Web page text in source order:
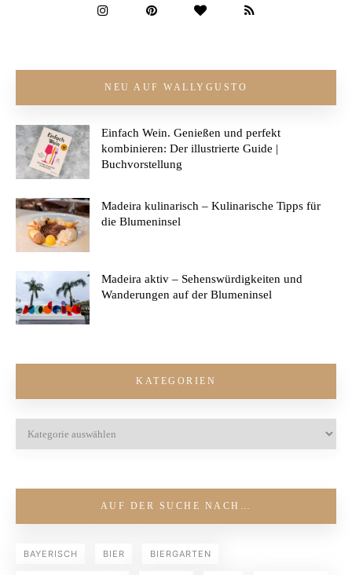
NEU AUF WALLYGUSTO
Einfach Wein. Genießen und perfekt
kombinieren: Der illustrierte Guide |
Buchvorstellung
Madeira kulinarisch – Kulinarische Tipps für
die Blumeninsel
Madeira aktiv – Sehenswürdigkeiten und
Wanderungen auf der Blumeninsel
KATEGORIEN
AUF DER SUCHE NACH…
BAYERISCH BIER BIERGARTEN